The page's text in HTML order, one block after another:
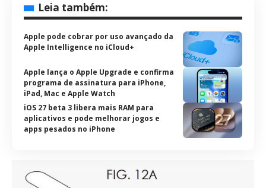
Leia também:
Apple pode cobrar por uso avançado da
Apple Intelligence no iCloud+
Apple lança o Apple Upgrade e confirma
programa de assinatura para iPhone,
iPad, Mac e Apple Watch
iOS 27 beta 3 libera mais RAM para
aplicativos e pode melhorar jogos e
apps pesados no iPhone